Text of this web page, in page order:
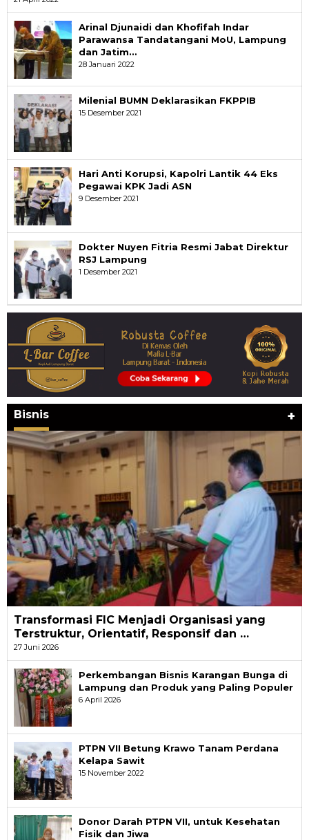
Arinal Djunaidi dan Khofifah Indar
Parawansa Tandatangani MoU, Lampung
dan Jatim…
28 Januari 2022
Milenial BUMN Deklarasikan FKPPIB
15 Desember 2021
Hari Anti Korupsi, Kapolri Lantik 44 Eks
Pegawai KPK Jadi ASN
9 Desember 2021
Dokter Nuyen Fitria Resmi Jabat Direktur
RSJ Lampung
1 Desember 2021
Bisnis +
Transformasi FIC Menjadi Organisasi yang
Terstruktur, Orientatif, Responsif dan …
27 Juni 2026
Perkembangan Bisnis Karangan Bunga di
Lampung dan Produk yang Paling Populer
6 April 2026
PTPN VII Betung Krawo Tanam Perdana
Kelapa Sawit
15 November 2022
Donor Darah PTPN VII, untuk Kesehatan
Fisik dan Jiwa